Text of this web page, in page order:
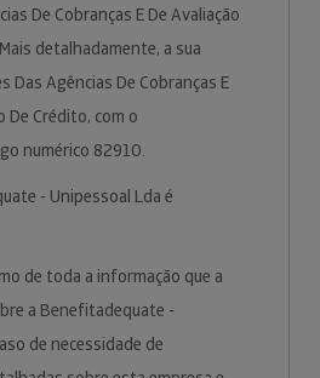
De Cobranças E De Avaliação
detalhadamente, a sua
Das Agências De Cobranças E
De Crédito, com o
numérico 82910.
- Unipessoal Lda é
de toda a informação que a
a Benefitadequate -
de necessidade de